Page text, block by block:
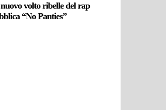
volto ribelle del rap
“No Panties”